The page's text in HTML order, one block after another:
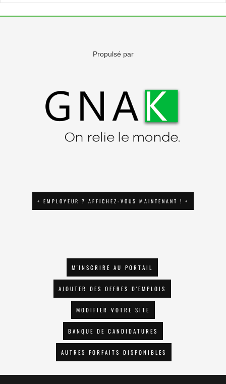
Propulsé par
+ EMPLOYEUR ? AFFICHEZ-VOUS MAINTENANT ! +
M'INSCRIRE AU PORTAIL
AJOUTER DES OFFRES D'EMPLOIS
MODIFIER VOTRE SITE
BANQUE DE CANDIDATURES
AUTRES FORFAITS DISPONIBLES